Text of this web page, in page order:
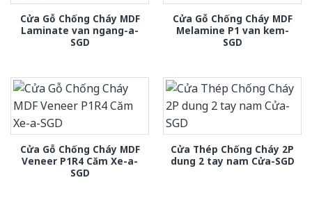
Cửa Gỗ Chống Cháy MDF
Laminate van ngang-a-
SGD
Cửa Gỗ Chống Cháy MDF
Melamine P1 van kem-
SGD
Cửa Gỗ Chống Cháy MDF
Veneer P1R4 Căm Xe-a-
SGD
Cửa Thép Chống Cháy 2P
dung 2 tay nam Cửa-SGD